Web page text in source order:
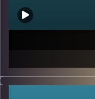
ענק שרוצים לגרום לנו
שיש עוד כמה סוגי